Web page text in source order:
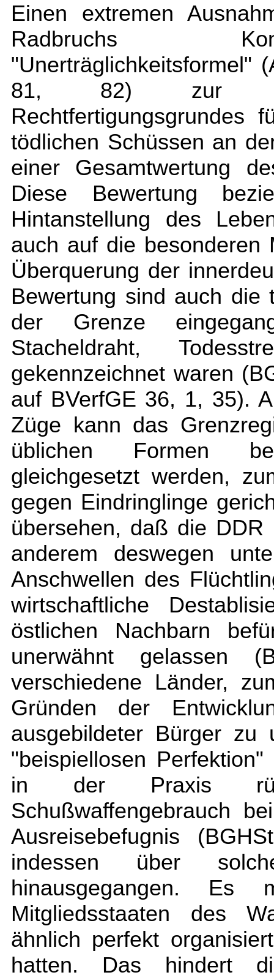
Einen extremen
Radbruchs
"Unerträglichkeitsformel"
81, 82) zur
tödlichen Schüssen an
einer Gesamtwertung
Diese Bewertung
Hintanstellung des
auch auf die besonderen
Überquerung der
Bewertung sind auch die
der Grenze
Stacheldraht,
gekennzeichnet waren
auf BVerfGE 36, 1, 35).
Züge kann das
üblichen Formen
gleichgesetzt werden,
gegen Eindringlinge
übersehen, daß die
anderem deswegen
Anschwellen des
wirtschaftliche
östlichen Nachbarn
unerwähnt
verschiedene Länder,
Gründen der
ausgebildeter Bürger zu
"beispiellosen
in der Praxis
Schußwaffengebrauch
Ausreisebefugnis
indessen über
hinausgegangen.
Mitgliedsstaaten des
ähnlich perfekt
hatten. Das hindert